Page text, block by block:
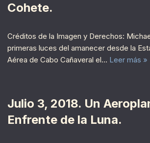
Cohete.
Créditos de la Imagen y Derechos:
primeras luces del amanecer desde la
Aérea de Cabo Cañaveral el… Leer más »
Julio 3, 2018. Un
Enfrente de la Luna.